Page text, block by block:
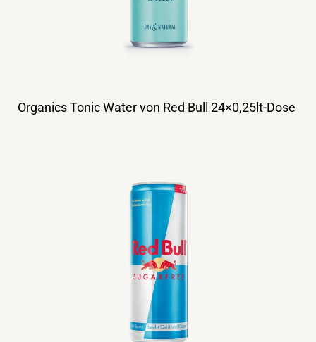
Organics Tonic Water von Red Bull 24×0,25lt-Dose